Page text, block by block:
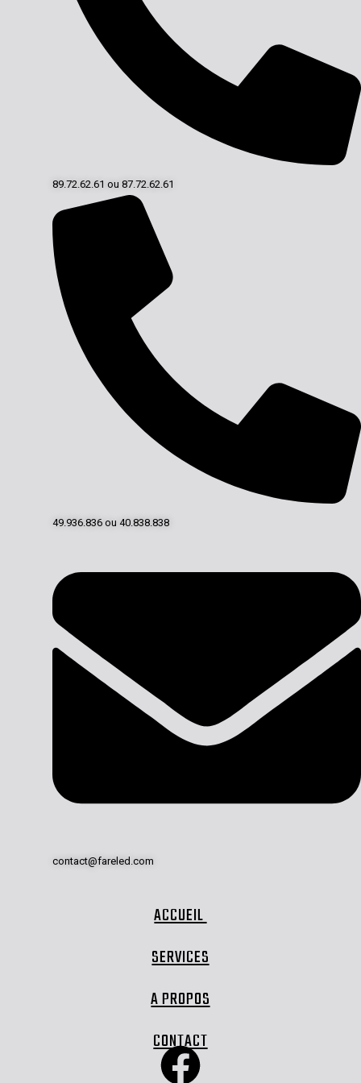
89.72.62.61 ou 87.72.62.61
49.936.836 ou 40.838.838
contact@fareled.com
ACCUEIL
SERVICES
A PROPOS
CONTACT